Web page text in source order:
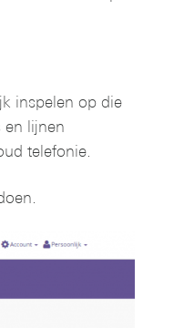
inspelen op die
lijnen
telefonie.